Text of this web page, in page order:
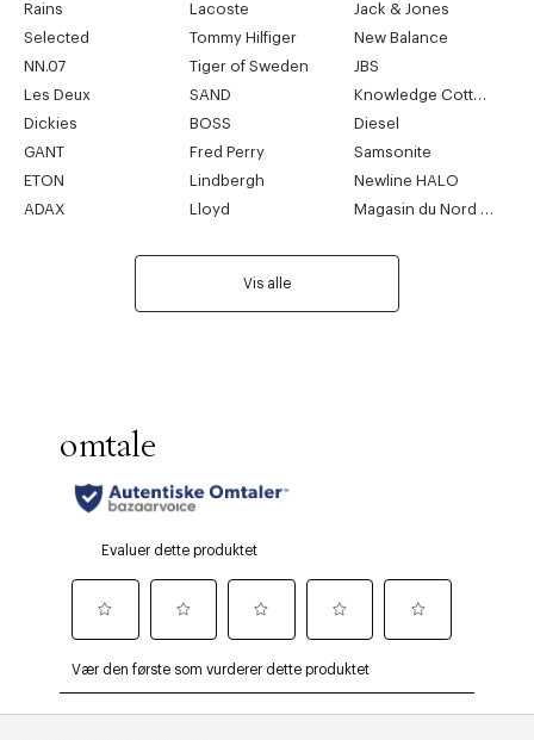
Rains
Lacoste
Jack & Jones
Selected
Tommy Hilfiger
New Balance
NN.07
Tiger of Sweden
JBS
Les Deux
SAND
Knowledge Cotton Apparel
Dickies
BOSS
Diesel
GANT
Fred Perry
Samsonite
ETON
Lindbergh
Newline HALO
ADAX
Lloyd Magasin du Nord Collection
Vis alle